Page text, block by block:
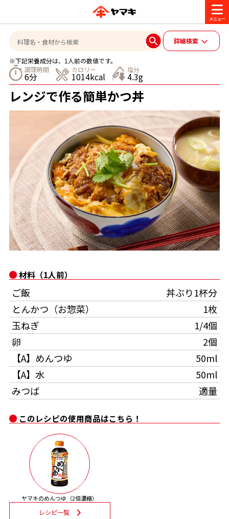
商品情報
ブランド一覧
ヤマキ『めんつゆ』 ヤマキ 割烹白だし
旨さ、別格。だし屋の鍋 韓福善シリーズ
レシピ
おいしいレシピを探す
おいしいレシピトップ
主食レシピ
主菜レシピ
汁物レシピ
おいしいレシピを商品から探す
かつお節レシピ
めんつゆレシピ
割烹白だしレシピ
レシピ特設サイト
割烹白だしレシピ特集
だし巻き卵特集
かつお節・だしを楽しむ
かつお節・だしを知る
だしの取り方
かつお節の削り方
かつお節・だしをもっと知る
かつお節・だしを楽しむ
だしコミュ
CM・キャンペーン
キャンペーン一覧
企業・採用情報
企業情報
- 百年対話
採用情報
- ジョブリターン制
お問い合わせ
ヤマキお客様相談室
オンラインショップ
Global
詳細検索
※下記栄養成分は、1人前の数値です。
調理時間
6分
カロリー
1014kcal
塩分
4.3g
レンジで作る簡単かつ丼
このレシピの使用商品はこちら！
ヤマキのめんつゆ（2倍濃縮）
レシピ一覧
材料（1人前）
ご飯
丼ぶり1杯分
とんかつ（お惣菜）
1枚
玉ねぎ
1/4個
卵
2個
【A】めんつゆ
50ml
【A】水
50ml
みつば
適量